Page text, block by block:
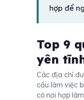
hợp để
Top 9
yên
Các địa chỉ
cầu làm việc
có nơi hợp